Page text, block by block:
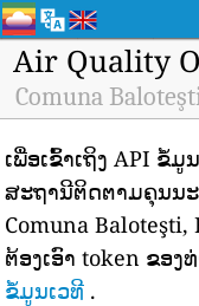
Air Quality
Comuna
ເພື່ອເຂົ້າເຖິງ API ຂໍ້
ສະຖານີຕິດຕາມຄຸນນ
Comuna
ຕ້ອງເອົາ token ຂອງ
ຂໍ້ມູນເວທີ .